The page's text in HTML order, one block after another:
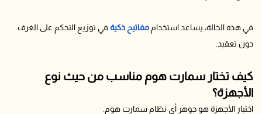
في هذه الحالة، يساعد استخدام مفاتيح ذكية في توزيع التحكم على الغرف
دون تعقيد.
كيف تختار سمارت هوم مناسب من حيث نوع
الأجهزة؟
اختيار الأجهزة هو جوهر أي نظام سمارت هوم.